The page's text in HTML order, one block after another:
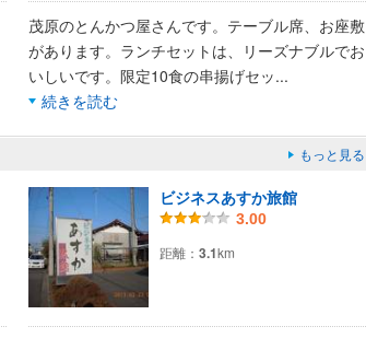
茂原のとんかつ屋さんです。テーブル席、お座敷
があります。ランチセットは、リーズナブルでお
いしいです。限定10食の串揚げセッ...
続きを読む
もっと見る
ビジネスあすか旅館
3.00
距離： 3.1km